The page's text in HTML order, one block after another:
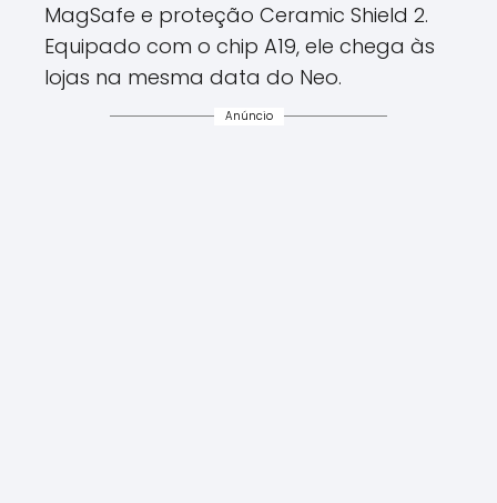
MagSafe e proteção Ceramic Shield 2.
Equipado com o chip A19, ele chega às
lojas na mesma data do Neo.
Anúncio